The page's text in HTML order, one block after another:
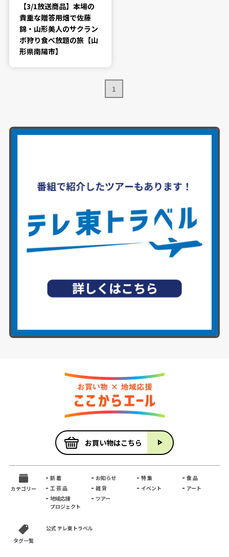
【3/1放送商品】本場の
貴重な贈答用畑で佐藤
錦・山形美人のサクラン
ボ狩り食べ放題の旅【山
形県南陽市】
1
カテゴリー
新 着 お知らせ 特 集
食 品
工 芸 品
雑 貨 イベント
アート
地域応援
プロジェクト
ツアー
タグ一覧
公式 テレ東トラベル
お買い物はこちら